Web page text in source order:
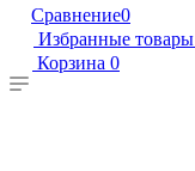
Сравнение0
Избранные товары
Корзина 0